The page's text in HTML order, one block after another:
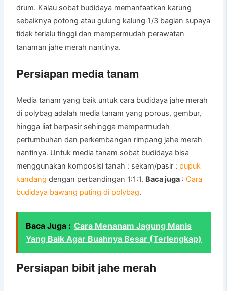
drum. Kalau sobat budidaya memanfaatkan karung
sebaiknya potong atau gulung kalung 1/3 bagian supaya
tidak terlalu tinggi dan mempermudah perawatan
tanaman jahe merah nantinya.
Persiapan media tanam
Media tanam yang baik untuk cara budidaya jahe merah
di polybag adalah media tanam yang porous, gembur,
hingga liat berpasir sehingga mempermudah
pertumbuhan dan perkembangan rimpang jahe merah
nantinya. Untuk media tanam sobat budidaya bisa
menggunakan komposisi tanah : sekam/pasir : pupuk
kandang dengan perbandingan 1:1:1. Baca juga :Cara
budidaya bawang puting di polybag.
Baca Juga : Cara Menanam Jagung Manis
Yang Baik Agar Buahnya Besar (Terlengkap)
Persiapan bibit jahe merah